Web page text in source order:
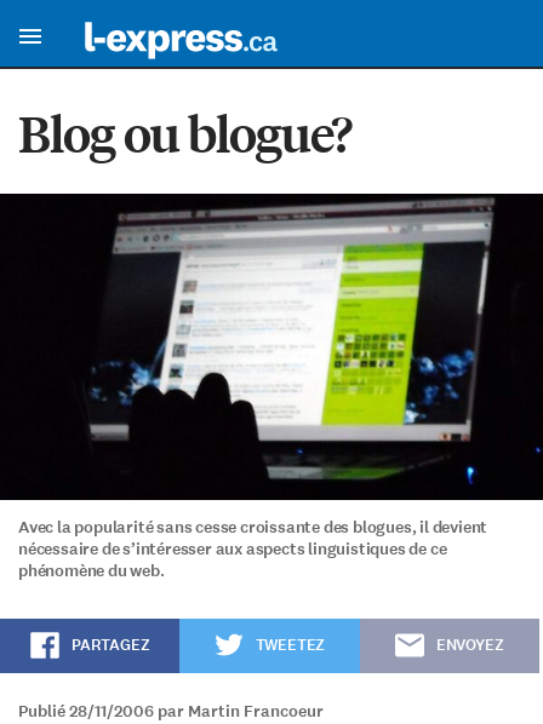
Blog ou blogue?
Avec la popularité sans cesse croissante des blogues, il devient
nécessaire de s’intéresser aux aspects linguistiques de ce
phénomène du web.
PARTAGEZ TWEETEZ ENVOYEZ
Publié 28/11/2006 par Martin Francoeur